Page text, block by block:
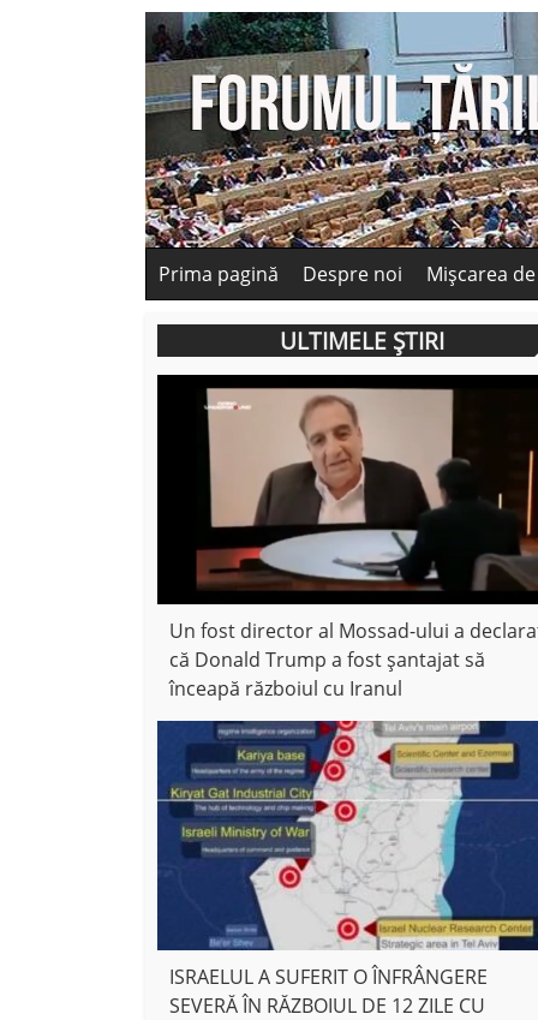
Prima pagină Despre noi Mișcarea
ULTIMELE ȘTIRI
Un fost director al Mossad-ului a
că Donald Trump a fost șantajat să
înceapă războiul cu Iranul
ISRAELUL A SUFERIT O ÎNFRÂNGERE
SEVERĂ ÎN RĂZBOIUL DE 12 ZILE CU